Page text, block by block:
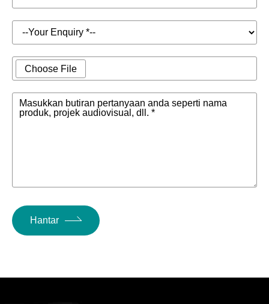
Choose File
Masukkan butiran pertanyaan anda seperti nama
produk, projek audiovisual, dll. *
Hantar